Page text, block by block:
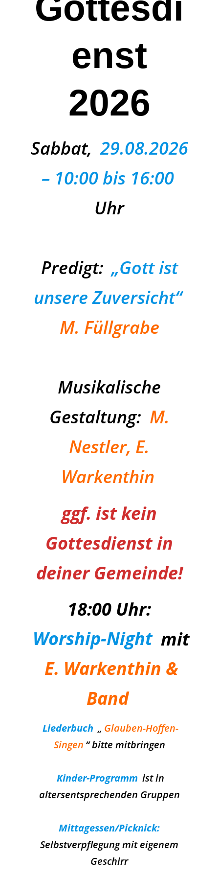
enst
2026
Sabbat, 29.08.2026
– 10:00 bis 16:00
Uhr
Predigt: „Gott ist
unsere Zuversicht“
M. Füllgrabe
Musikalische
Gestaltung: M.
Nestler, E.
Warkenthin
ggf. ist kein
Gottesdienst in
deiner Gemeinde!
18:00 Uhr:
Worship-Night mit
E. Warkenthin &
Band
Liederbuch „ Glauben-Hoffen-
Singen “ bitte mitbringen
Kinder-Programm ist in
altersentsprechenden Gruppen
Mittagessen/Picknick:
Selbstverpflegung mit eigenem
Geschirr